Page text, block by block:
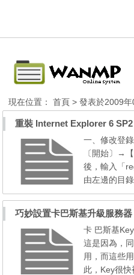
現在位置：首頁 > 發表於2009
重裝 Internet Explorer 6 SP2
一、修改登
〔開始〕→
後，輸入「
由左邊的目
下該機碼使
lled
85-
d」上按兩下
「0」，再按
巧妙設置卡巴斯基升級服務
卡 巴斯基
這是因為，
用，而這些
此，Key很快